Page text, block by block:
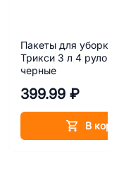
Пакеты для уборки
Трикси 3 л 4
черные
399.99 ₽
В